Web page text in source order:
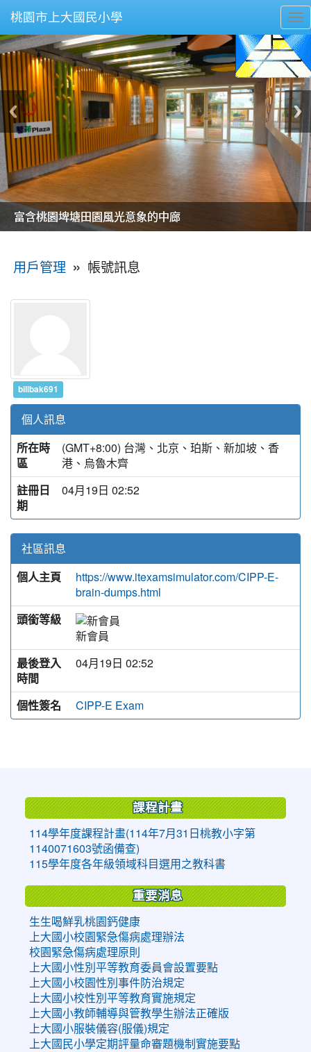
桃園市上大國民小學
美麗的操場是我們活力的來源
美麗的操場是我們活力的來源
煥然一新的小司令台
煥然一新的小司令台
富含桃園埤塘田園風光意象的中廊
富含桃園埤塘田園風光意象的中廊
嶄新的中庭廣場
嶄新的中庭廣場
水生池生生不息
水生池生生不息
用戶管理 » 帳號訊息
billbak691
個人訊息
所在時
區
(GMT+8:00) 台灣、北京、珀斯、新加坡、香
港、烏魯木齊
註冊日
期
04月19日 02:52
社區訊息
個人主頁
https://www.itexamsimulator.com/CIPP-E-
brain-dumps.html
頭銜等級
新會員
最後登入
時間
04月19日 02:52
個性簽名 CIPP-E Exam
課程計畫
114學年度課程計畫(114年7月31日桃教小字第
1140071603號函備查)
115學年度各年級領域科目選用之教科書
重要消息
生生喝鮮乳桃園鈣健康
上大國小校園緊急傷病處理辦法
校園緊急傷病處理原則
上大國小性別平等教育委員會設置要點
上大國小校園性別事件防治規定
上大國小校性別平等教育實施規定
上大國小教師輔導與管教學生辦法正確版
上大國小服裝儀容(服儀)規定
上大國民小學定期評量命審題機制實施要點